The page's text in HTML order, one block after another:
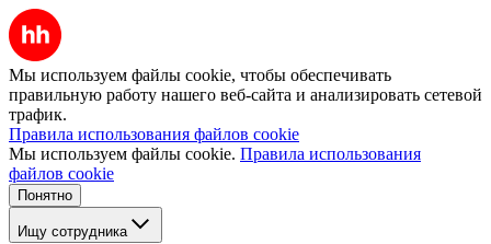
Мы используем файлы cookie, чтобы обеспечивать
правильную работу нашего веб-сайта и анализировать сетевой
трафик.
Правила использования файлов cookie
Мы используем файлы cookie. Правила использования
файлов cookie
Понятно
Ищу сотрудника